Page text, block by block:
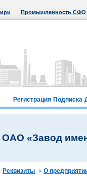
Промышленность СФО
Регистрация Подписка
ОАО «Завод
Реквизиты О